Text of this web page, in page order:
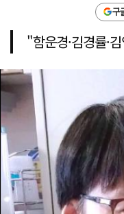
구
"함운경·김경률·